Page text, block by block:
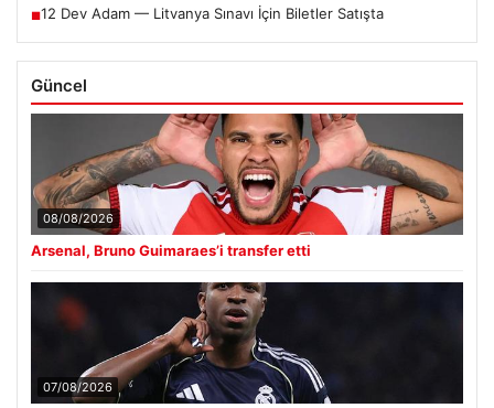
■12 Dev Adam — Litvanya Sınavı İçin Biletler Satışta
Güncel
08/08/2026
Arsenal, Bruno Guimaraes’i transfer etti
07/08/2026